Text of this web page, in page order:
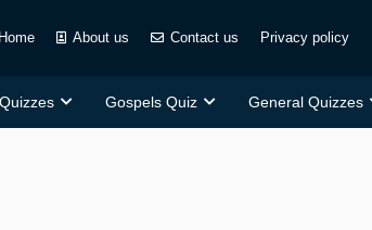
Home About us Contact us Privacy policy
Gospels Quiz General Quizzes